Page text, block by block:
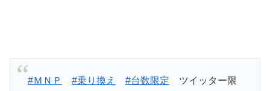
#ＭＮＰ #乗り換え #台数限定 ツイッター限